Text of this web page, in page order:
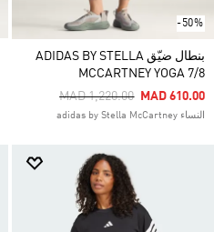
-50%
بنطال ضيّق ADIDAS BY STELLA
MCCARTNEY YOGA 7/8
Price Reduced From
MAD 1,220.00ToMAD 610.00
النساء adidas by Stella McCartney